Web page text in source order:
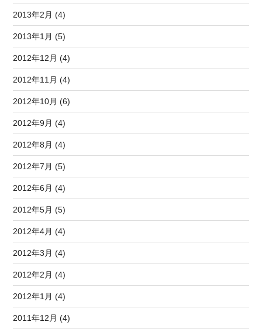
2013年2月 (4)
2013年1月 (5)
2012年12月 (4)
2012年11月 (4)
2012年10月 (6)
2012年9月 (4)
2012年8月 (4)
2012年7月 (5)
2012年6月 (4)
2012年5月 (5)
2012年4月 (4)
2012年3月 (4)
2012年2月 (4)
2012年1月 (4)
2011年12月 (4)